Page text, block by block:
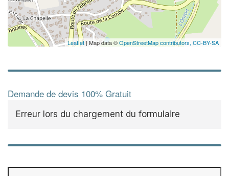
Leaflet | Map data ©OpenStreetMap contributors, CC-BY-SA
Demande de devis 100% Gratuit
Erreur lors du chargement du formulaire